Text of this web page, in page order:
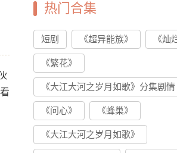
热门合集
短剧 《超异能族》 《灿
《繁花》
《大江大河之岁月如歌》分集剧情
《问心》 《蜂巢》
《大江大河之岁月如歌》